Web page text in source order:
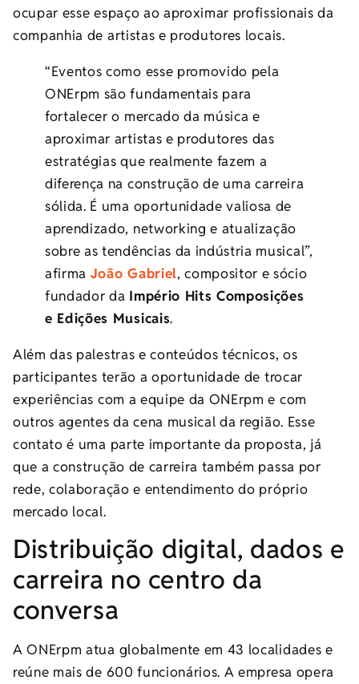
ocupar esse espaço ao aproximar profissionais da
companhia de artistas e produtores locais.
“Eventos como esse promovido pela
ONErpm são fundamentais para
fortalecer o mercado da música e
aproximar artistas e produtores das
estratégias que realmente fazem a
diferença na construção de uma carreira
sólida. É uma oportunidade valiosa de
aprendizado, networking e atualização
sobre as tendências da indústria musical”,
afirma João Gabriel, compositor e sócio
fundador da Império Hits Composições
e Edições Musicais.
Além das palestras e conteúdos técnicos, os
participantes terão a oportunidade de trocar
experiências com a equipe da ONErpm e com
outros agentes da cena musical da região. Esse
contato é uma parte importante da proposta, já
que a construção de carreira também passa por
rede, colaboração e entendimento do próprio
mercado local.
Distribuição digital, dados e
carreira no centro da
conversa
A ONErpm atua globalmente em 43 localidades e
reúne mais de 600 funcionários. A empresa opera